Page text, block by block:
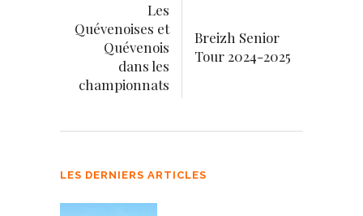
Les
Quévenoises et
Quévenois
dans les
championnats
Breizh Senior
Tour 2024-2025
LES DERNIERS ARTICLES